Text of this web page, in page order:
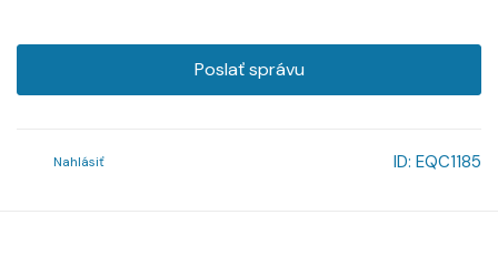
Poslať správu
Nahlásiť ID: EQC1185